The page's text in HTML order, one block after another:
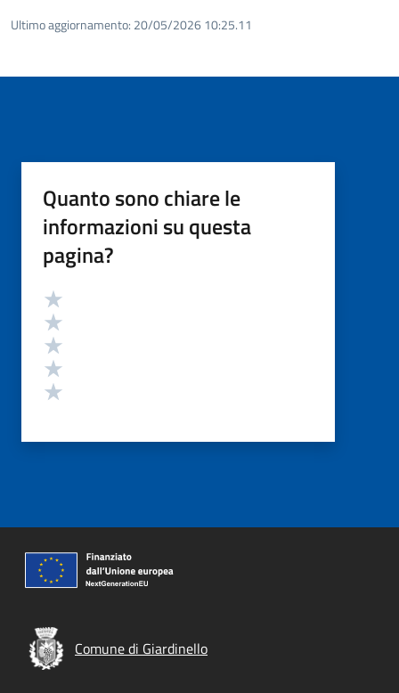
Ultimo aggiornamento: 20/05/2026 10:25.11
Quanto sono chiare le
informazioni su questa
pagina?
Valutazione
Comune di Giardinello